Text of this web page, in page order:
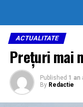
ACTUALITATE
Prețuri mai
Published 1 an
By Redactie